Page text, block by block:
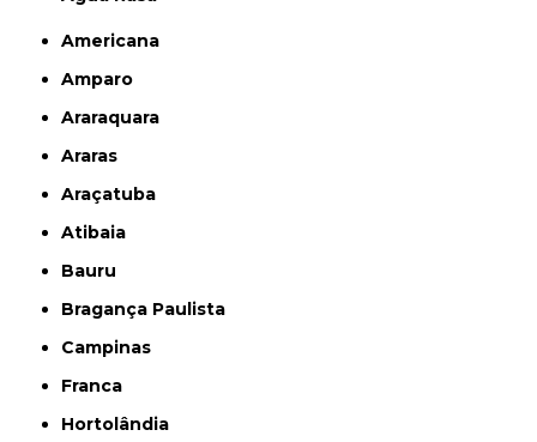
Americana
Amparo
Araraquara
Araras
Araçatuba
Atibaia
Bauru
Bragança Paulista
Campinas
Franca
Hortolândia